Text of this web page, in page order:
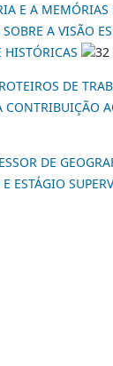
E A MEMÓRIAS
A VISÃO
HISTÓRICAS
32
DE
CONTRIBUIÇÃO
DE
ESTÁGIO